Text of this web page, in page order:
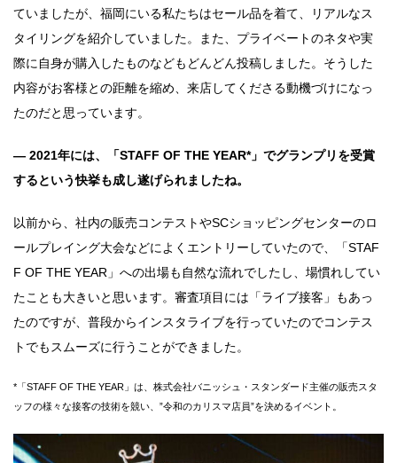
ていましたが、福岡にいる私たちはセール品を着て、リアルなス
タイリングを紹介していました。また、プライベートのネタや実
際に自身が購入したものなどもどんどん投稿しました。そうした
内容がお客様との距離を縮め、来店してくださる動機づけになっ
たのだと思っています。
― 2021年には、「STAFF OF THE YEAR*」でグランプリを受賞
するという快挙も成し遂げられましたね。
以前から、社内の販売コンテストやSCショッピングセンターのロ
ールプレイング大会などによくエントリーしていたので、「STAF
F OF THE YEAR」への出場も自然な流れでしたし、場慣れしてい
たことも大きいと思います。審査項目には「ライブ接客」もあっ
たのですが、普段からインスタライブを行っていたのでコンテス
トでもスムーズに行うことができました。
*「STAFF OF THE YEAR」は、株式会社バニッシュ・スタンダード主催の販売スタ
ッフの様々な接客の技術を競い、”令和のカリスマ店員”を決めるイベント。